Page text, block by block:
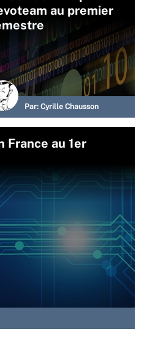
au premier
Par: Cyrille Chausson
au 1er